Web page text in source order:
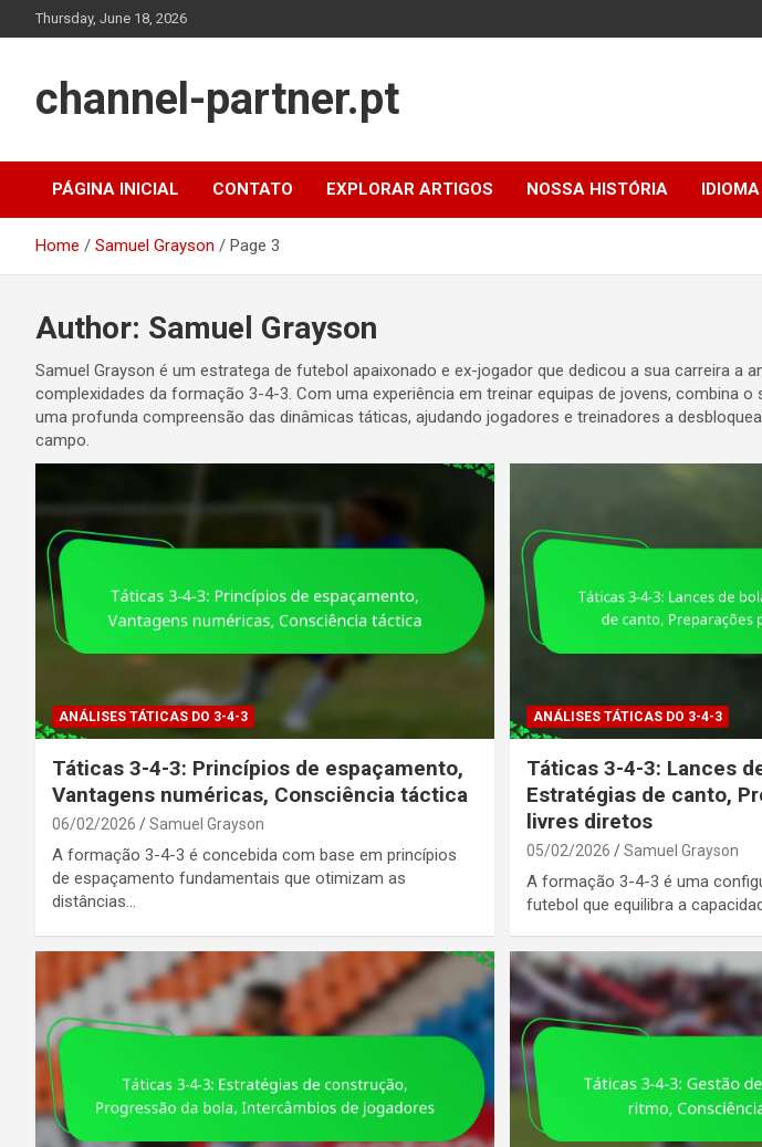
to
Thursday, June 18, 2026
channel-partner.pt
PÁGINA INICIAL CONTATO EXPLORAR ARTIGOS NOSSA HISTÓRIA IDIOMA
Home Samuel Grayson Page 3
Author: Samuel Grayson
Samuel Grayson é um estratega de futebol apaixonado e ex-jogador que dedicou a sua carreira a
complexidades da formação 3-4-3. Com uma experiência em treinar equipas de jovens, combina
uma profunda compreensão das dinâmicas táticas, ajudando jogadores e treinadores a
campo.
ANÁLISES TÁTICAS DO 3-4-3
Táticas 3-4-3: Princípios de espaçamento,
Vantagens numéricas, Consciência táctica
06/02/2026 Samuel Grayson
A formação 3-4-3 é concebida com base em princípios
de espaçamento fundamentais que otimizam as
distâncias…
ANÁLISES TÁTICAS DO 3-4-3
Táticas 3-4-3: Lances
Estratégias de canto,
livres diretos
05/02/2026 Samuel Grayson
A formação 3-4-3 é uma
futebol que equilibra a